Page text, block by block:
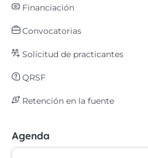
Financiación
Convocatorias
Solicitud de practicantes
QRSF
Retención en la fuente
Agenda